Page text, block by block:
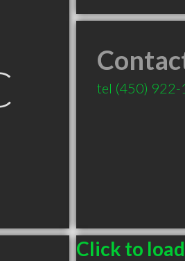
tel (450)
Click to load